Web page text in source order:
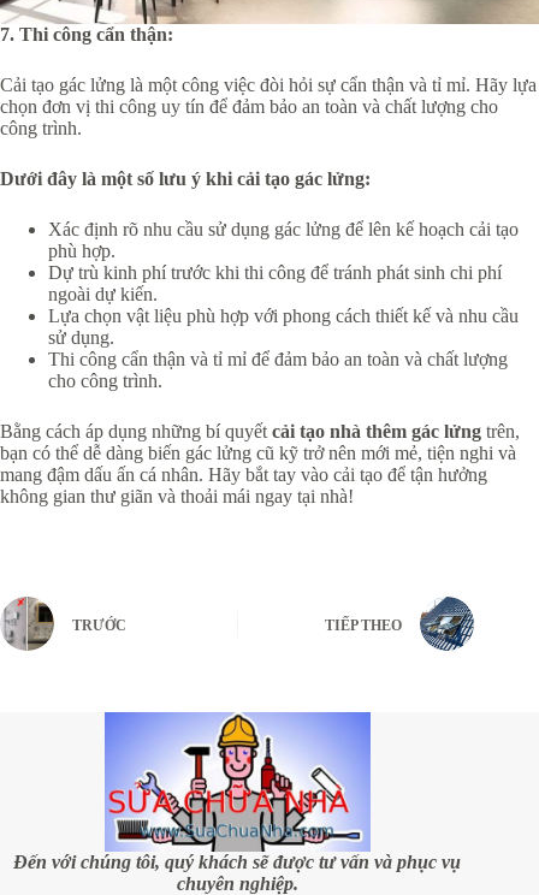
7. Thi công cẩn thận:
Cải tạo gác lửng là một công việc đòi hỏi sự cẩn thận và tỉ mỉ. Hãy lựa
chọn đơn vị thi công uy tín để đảm bảo an toàn và chất lượng cho
công trình.
Dưới đây là một số lưu ý khi cải tạo gác lửng:
Xác định rõ nhu cầu sử dụng gác lửng để lên kế hoạch cải tạo
phù hợp.
Dự trù kinh phí trước khi thi công để tránh phát sinh chi phí
ngoài dự kiến.
Lựa chọn vật liệu phù hợp với phong cách thiết kế và nhu cầu
sử dụng.
Thi công cẩn thận và tỉ mỉ để đảm bảo an toàn và chất lượng
cho công trình.
Bằng cách áp dụng những bí quyếtcải tạo nhà thêm gác lửng trên,
bạn có thể dễ dàng biến gác lửng cũ kỹ trở nên mới mẻ, tiện nghi và
mang đậm dấu ấn cá nhân. Hãy bắt tay vào cải tạo để tận hưởng
không gian thư giãn và thoải mái ngay tại nhà!
TRƯỚC TIẾP THEO
Đến với chúng tôi, quý khách sẽ được tư vấn và phục vụ
chuyên nghiệp.